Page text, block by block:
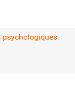
psychologiques